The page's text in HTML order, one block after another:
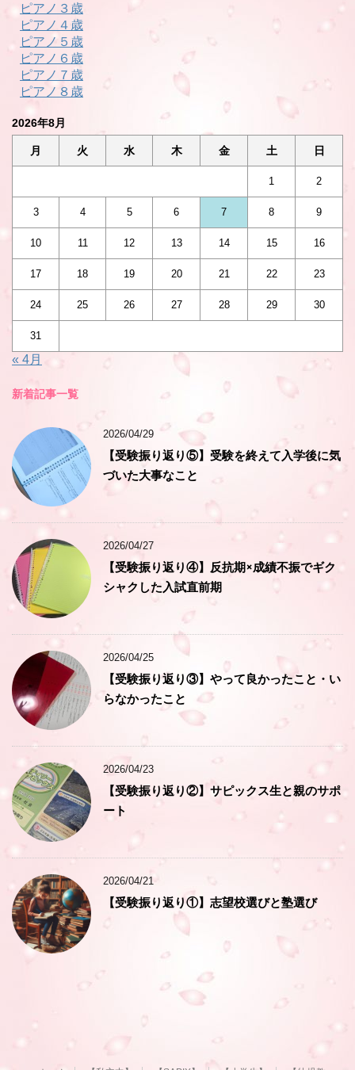
ピアノ３歳
ピアノ４歳
ピアノ５歳
ピアノ６歳
ピアノ７歳
ピアノ８歳
2026年8月
月 火 水 木 金 土 日
1 2
3 4 5 6 7 8 9
10 11 12 13 14 15 16
17 18 19 20 21 22 23
24 25 26 27 28 29 30
31
« 4月
新着記事一覧
2026/04/29
【受験振り返り⑤】受験を終えて入学後に気
づいた大事なこと
2026/04/27
【受験振り返り④】反抗期×成績不振でギク
シャクした入試直前期
2026/04/25
【受験振り返り③】やって良かったこと・い
らなかったこと
2026/04/23
【受験振り返り②】サピックス生と親のサポ
ート
2026/04/21
【受験振り返り①】志望校選びと塾選び